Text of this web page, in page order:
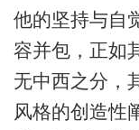
他的坚持与自
容并包，正如
无中西之分，
风格的创造性